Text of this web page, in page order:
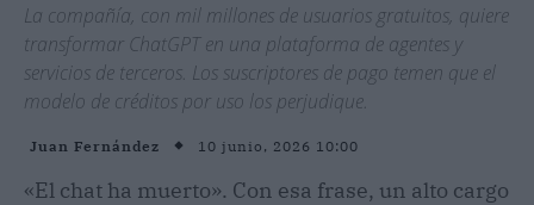
La compañía, con mil millones de usuarios gratuitos, quiere
transformar ChatGPT en una plataforma de agentes y
servicios de terceros. Los suscriptores de pago temen que el
modelo de créditos por uso los perjudique.
Juan Fernández 10 junio, 2026 10:00
«El chat ha muerto». Con esa frase, un alto cargo